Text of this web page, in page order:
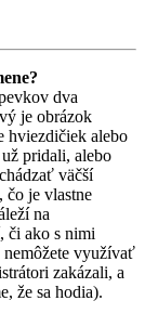
dva
je obrázok
hviezdičiek alebo
pridali, alebo
väčší
čo je vlastne
na
či ako s nimi
využívať
zakázali, a
že sa hodia).